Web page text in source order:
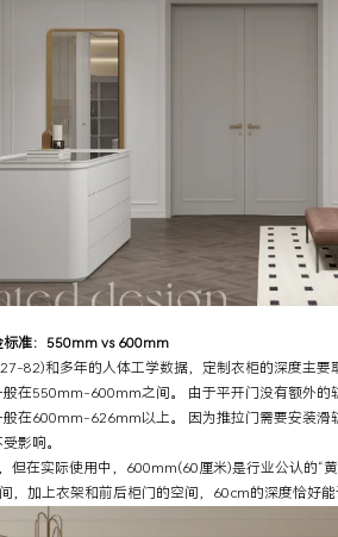
准：550mm vs 600mm
82)和多年的人体工学数据，定制衣柜的深度主要
550mm-600mm之间。 由于平开门没有额外的轨
600mm-626mm以上。 因为推拉门需要安装滑
影响。
在实际使用中，600mm(60厘米)是行业公认的“黄
，加上衣架和前后柜门的空间，60cm的深度恰好能